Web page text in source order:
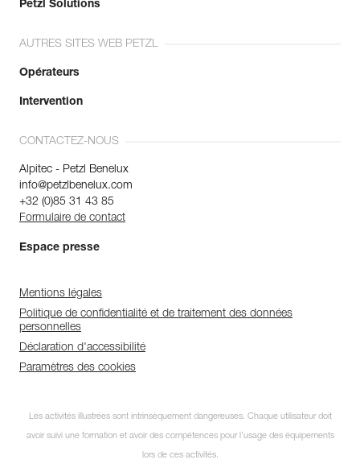
Petzl Solutions
AUTRES SITES WEB PETZL
Opérateurs
Intervention
CONTACTEZ-NOUS
Alpitec - Petzl Benelux
info@petzlbenelux.com
+32 (0)85 31 43 85
Formulaire de contact
Espace presse
Mentions légales
Politique de confidentialité et de traitement des données
personnelles
Déclaration d'accessibilité
Paramètres des cookies
Les activités illustrées sont intrinsèquement dangereuses. Chaque utilisateur doit
avoir suivi une formation et avoir des compétences pour l’usage des équipements
lors de ces activités.